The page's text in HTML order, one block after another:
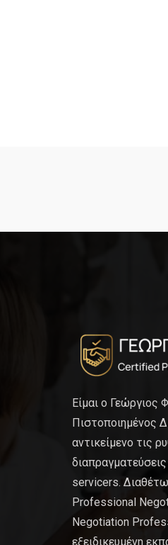
Είμαι ο Γεώργιος
Πιστοποιημένος
αντικείμενο τις
servicers.
Professional
Negotiation
εξειδικευμένη